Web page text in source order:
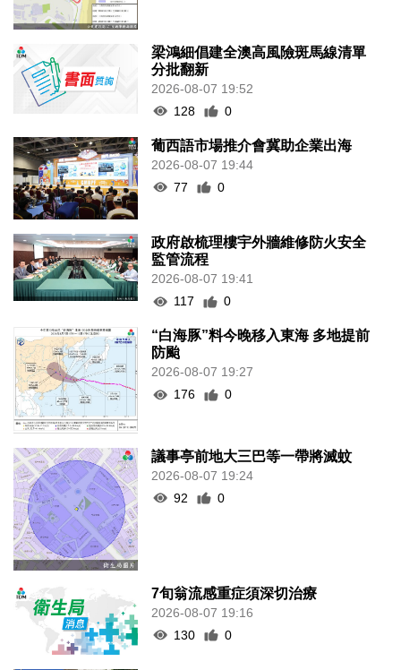
梁鴻細倡建全澳高風險斑馬線清單
分批翻新
2026-08-07 19:52
128
0
葡西語市場推介會冀助企業出海
2026-08-07 19:44
77
0
政府啟梳理樓宇外牆維修防火安全
監管流程
2026-08-07 19:41
117
0
“白海豚”料今晚移入東海 多地提前
防颱
2026-08-07 19:27
176
0
議事亭前地大三巴等一帶將滅蚊
2026-08-07 19:24
92
0
7旬翁流感重症須深切治療
2026-08-07 19:16
130
0